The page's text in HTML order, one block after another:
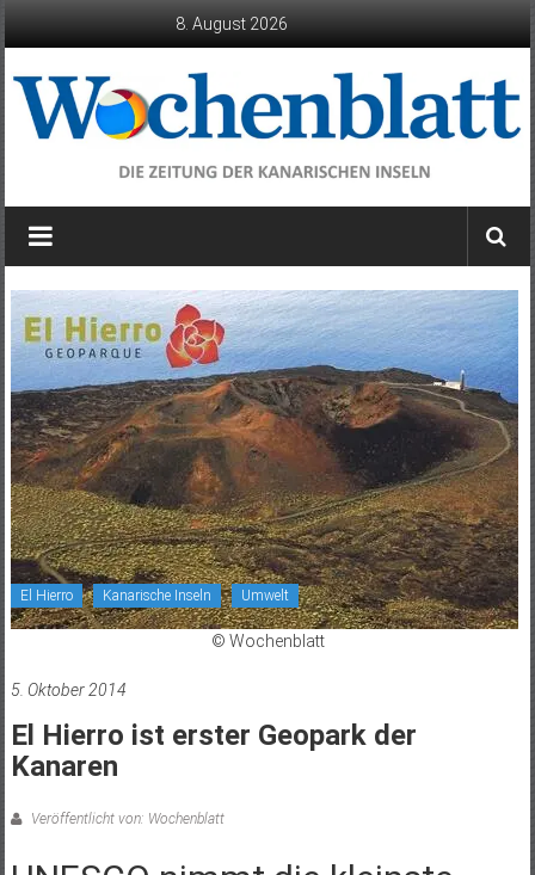
8. August 2026
Wochenblatt
die
Kanarischen
Inseln
El Hierro Kanarische Inseln Umwelt
© Wochenblatt
5. Oktober 2014
El Hierro ist erster Geopark der
Kanaren
Veröffentlicht von: Wochenblatt